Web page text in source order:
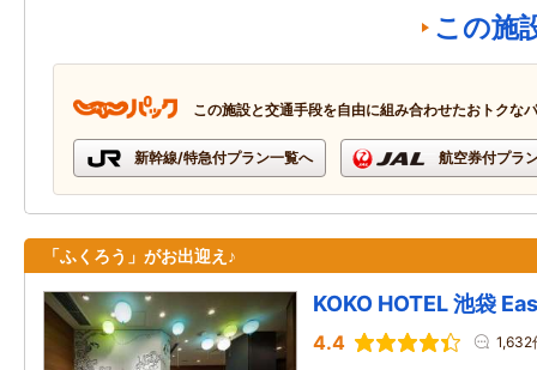
この施
この施設と交通手段を自由に組み合わせたおトクな
新幹線/特急付プラン一覧へ 航空券付プラ
「ふくろう」がお出迎え♪
KOKO HOTEL 池袋
4.4 1,632